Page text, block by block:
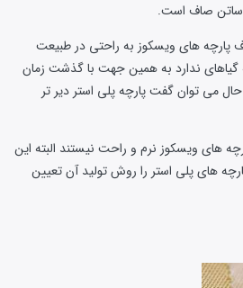
ساتن صاف است.
پارچه های ویسکوز به راحتی در طبیعت
ندارد به همین جهت با گذشت زمان
می توان گفت پارچه پلی استر دیر تر
های ویسکوز نرم و راحت نیستند البته این
های پلی استر را روش تولید آن تعیین